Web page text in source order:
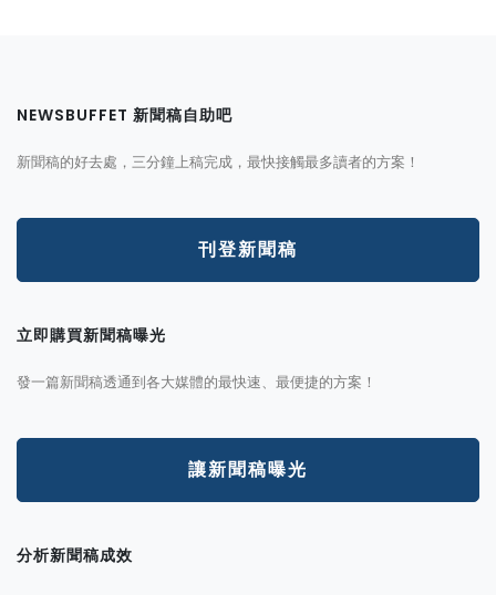
NEWSBUFFET 新聞稿自助吧
新聞稿的好去處，三分鐘上稿完成，最快接觸最多讀者的方案！
刊登新聞稿
立即購買新聞稿曝光
發一篇新聞稿透通到各大媒體的最快速、最便捷的方案！
讓新聞稿曝光
分析新聞稿成效